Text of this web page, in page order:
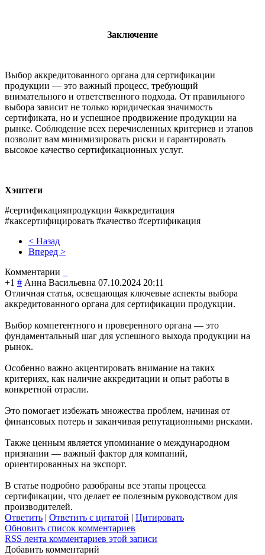
Заключение
Выбор аккредитованного органа для сертификации
продукции — это важный процесс, требующий
внимательного и ответственного подхода. От правильного
выбора зависит не только юридическая значимость
сертификата, но и успешное продвижение продукции на
рынке. Соблюдение всех перечисленных критериев и этапов
позволит вам минимизировать риски и гарантировать
высокое качество сертификационных услуг.
Хэштеги
#сертификацияпродукции #аккредитация
#каксертифицировать #качество #сертификация
< Назад
Вперед >
Комментарии
+1 # Анна Васильевна 07.10.2024 20:11
Отличная статья, освещающая ключевые аспекты выбора
аккредитованного органа для сертификации продукции.
Выбор компетентного и проверенного органа — это
фундаментальный шаг для успешного выхода продукции на
рынок.
Особенно важно акцентировать внимание на таких
критериях, как наличие аккредитации и опыт работы в
конкретной отрасли.
Это помогает избежать множества проблем, начиная от
финансовых потерь и заканчивая репутационными рисками.
Также ценным является упоминание о международном
признании — важный фактор для компаний,
ориентированных на экспорт.
В статье подробно разобраны все этапы процесса
сертификации, что делает ее полезным руководством для
производителей.
Ответить | Ответить с цитатой | Цитировать
Обновить список комментариев
RSS лента комментариев этой записи
Добавить комментарий